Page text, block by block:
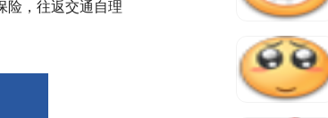
险，往返交通自理